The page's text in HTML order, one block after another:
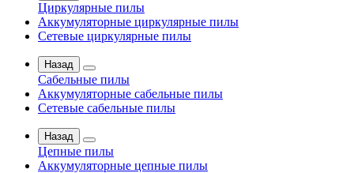
Циркулярные пилы
Аккумуляторные циркулярные пилы
Сетевые циркулярные пилы
Назад
Сабельные пилы
Аккумуляторные сабельные пилы
Сетевые сабельные пилы
Назад
Цепные пилы
Аккумуляторные цепные пилы